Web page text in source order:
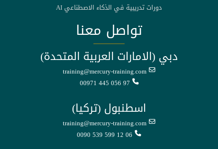
دورات تدريبية في الذكاء الاصطناعي AI
تواصل معنا
دبي (الامارات العربية المتحدة)
training@mercury-training.com
00971 445 056 97
اسطنبول (تركيا)
training@mercury-training.com
0090 539 599 12 06